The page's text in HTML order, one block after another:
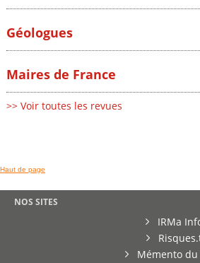
Géologues
Maires de France
>> Voir toutes les revues
Haut de page
NOS SITES
IRMa
Mémento